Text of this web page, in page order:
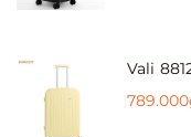
Vali